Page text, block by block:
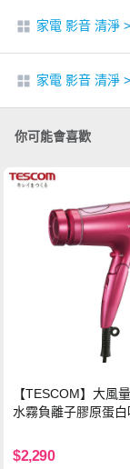
家電 影音 清淨 >
家電 影音 清淨 >
你可能會喜歡
【TESCOM】大風
水霧負離子膠原蛋白
W
$2,290